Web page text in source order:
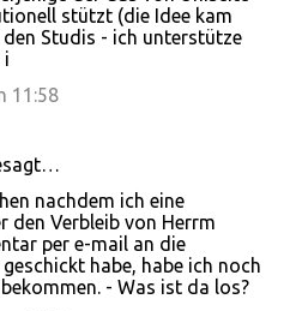
stützt (die Idee kam
den Studis - ich unterstütze
i
11:58
nachdem ich eine
den Verbleib von Herrm
per e-mail an die
habe, habe ich noch
- Was ist da los?